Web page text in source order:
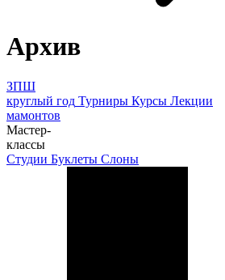
Архив
ЗПШ
круглый год Турниры Курсы Лекции
мамонтов
Мастер-
классы
Студии Буклеты Слоны